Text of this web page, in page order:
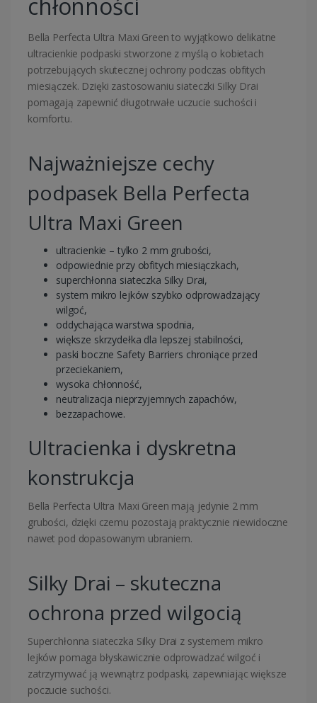
chłonności
Bella Perfecta Ultra Maxi Green to wyjątkowo delikatne
ultracienkie podpaski stworzone z myślą o kobietach
potrzebujących skutecznej ochrony podczas obfitych
miesiączek. Dzięki zastosowaniu siateczki Silky Drai
pomagają zapewnić długotrwałe uczucie suchości i
komfortu.
Najważniejsze cechy
podpasek Bella Perfecta
Ultra Maxi Green
ultracienkie – tylko 2 mm grubości,
odpowiednie przy obfitych miesiączkach,
superchłonna siateczka Silky Drai,
system mikro lejków szybko odprowadzający
wilgoć,
oddychająca warstwa spodnia,
większe skrzydełka dla lepszej stabilności,
paski boczne Safety Barriers chroniące przed
przeciekaniem,
wysoka chłonność,
neutralizacja nieprzyjemnych zapachów,
bezzapachowe.
Ultracienka i dyskretna
konstrukcja
Bella Perfecta Ultra Maxi Green mają jedynie 2 mm
grubości, dzięki czemu pozostają praktycznie niewidoczne
nawet pod dopasowanym ubraniem.
Silky Drai – skuteczna
ochrona przed wilgocią
Superchłonna siateczka Silky Drai z systemem mikro
lejków pomaga błyskawicznie odprowadzać wilgoć i
zatrzymywać ją wewnątrz podpaski, zapewniając większe
poczucie suchości.